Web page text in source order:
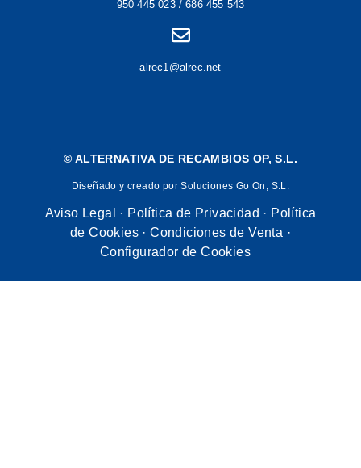
950 445 023 / 686 455 543
alrec1@alrec.net
© ALTERNATIVA DE RECAMBIOS OP, S.L.
Diseñado y creado por Soluciones Go On, S.L.
Aviso Legal · Política de Privacidad · Política
de Cookies ·Condiciones de Venta ·
Configurador de Cookies